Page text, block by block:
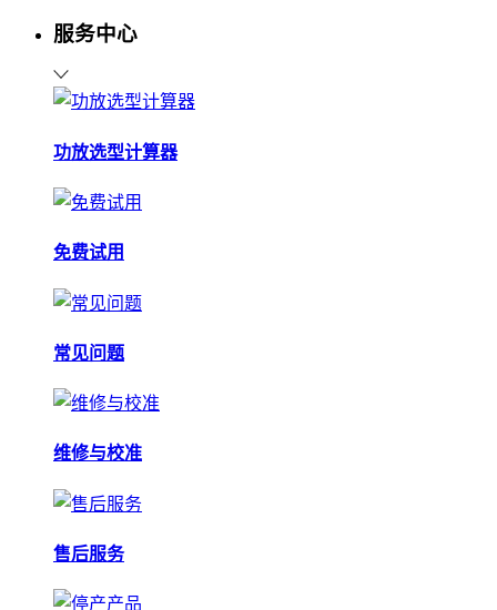
服务中心
功放选型计算器
免费试用
常见问题
维修与校准
售后服务